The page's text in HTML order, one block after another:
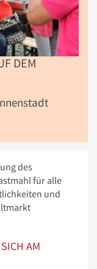
DEM
des
für alle
und
AM